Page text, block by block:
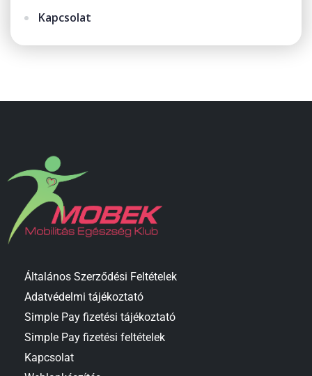
Kapcsolat
Általános Szerződési Feltételek
Adatvédelmi tájékoztató
Simple Pay fizetési tájékoztató
Simple Pay fizetési feltételek
Kapcsolat